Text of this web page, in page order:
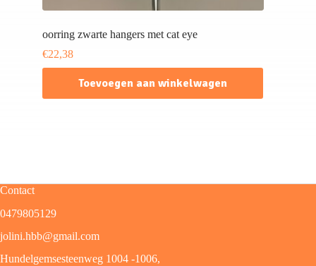
oorring zwarte hangers met cat eye
€22,38
Toevoegen aan winkelwagen
Contact
0479805129
jolini.hbb@gmail.com
Hundelgemsesteenweg 1004 -1006,